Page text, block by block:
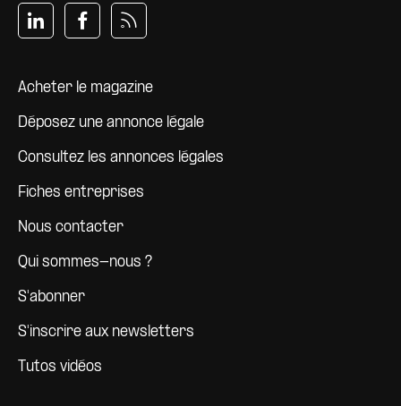
Pied de page
Acheter le magazine
Déposez une annonce légale
Consultez les annonces légales
Fiches entreprises
Nous contacter
Qui sommes-nous ?
S'abonner
S'inscrire aux newsletters
Tutos vidéos